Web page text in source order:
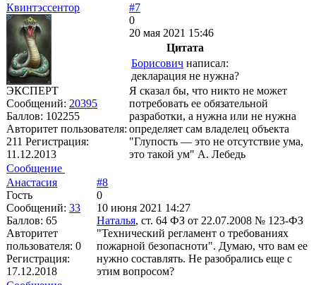
Квинтэссентор
ЭКСПЕРТ
Сообщений: 20395
Баллов: 102255
Авторитет пользователя:
211 Регистрация:
11.12.2013
#7
0
20 мая 2021 15:46
Цитата
Борисович написал:
декларация не нужна?
Я сказал бы, что никто не может
потребовать ее обязательной
разработки, а нужна или не нужна
определяет сам владелец объекта
"Глупость — это не отсутствие ума,
это такой ум" А. Лебедь
Сообщение
Анастасия
Гость
Сообщений: 33
Баллов: 65
Авторитет
пользователя: 0
Регистрация:
17.12.2018
#8
0
10 июня 2021 14:27
Наталья, ст. 64 ФЗ от 22.07.2008 № 123-ФЗ
"Технический регламент о требованиях
пожарной безопасноти". Думаю, что вам ее
нужно составлять. Не разобрались еще с
этим вопросом?